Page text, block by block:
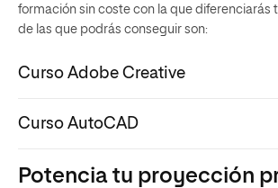
formación sin coste con la que diferenciarás
de las que podrás conseguir son:
Curso Adobe Creative
Curso AutoCAD
Potencia tu proyección